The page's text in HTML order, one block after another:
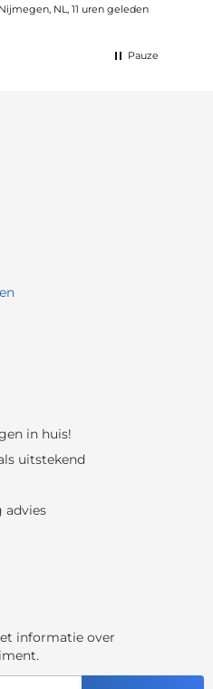
Nijmegen, NL, 11 uren geleden
Pauze
in huis!
uitstekend
advies
informatie over